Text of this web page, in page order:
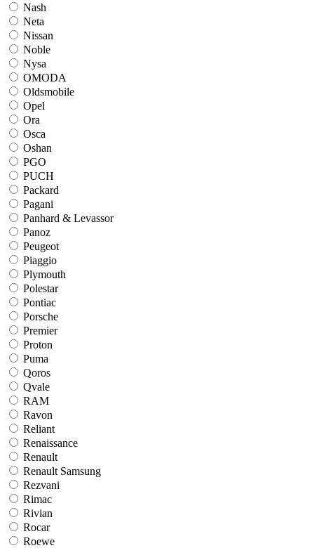
Nash
Neta
Nissan
Noble
Nysa
OMODA
Oldsmobile
Opel
Ora
Osca
Oshan
PGO
PUCH
Packard
Pagani
Panhard & Levassor
Panoz
Peugeot
Piaggio
Plymouth
Polestar
Pontiac
Porsche
Premier
Proton
Puma
Qoros
Qvale
RAM
Ravon
Reliant
Renaissance
Renault
Renault Samsung
Rezvani
Rimac
Rivian
Rocar
Roewe